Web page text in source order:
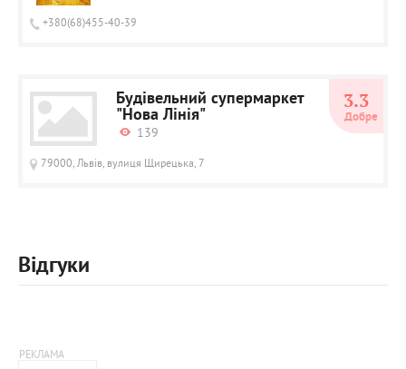
+380(68)455-40-39
Будівельний супермаркет
"Нова Лінія"
139
79000, Львів, вулиця Щирецька, 7
3.3
Добре
Відгуки